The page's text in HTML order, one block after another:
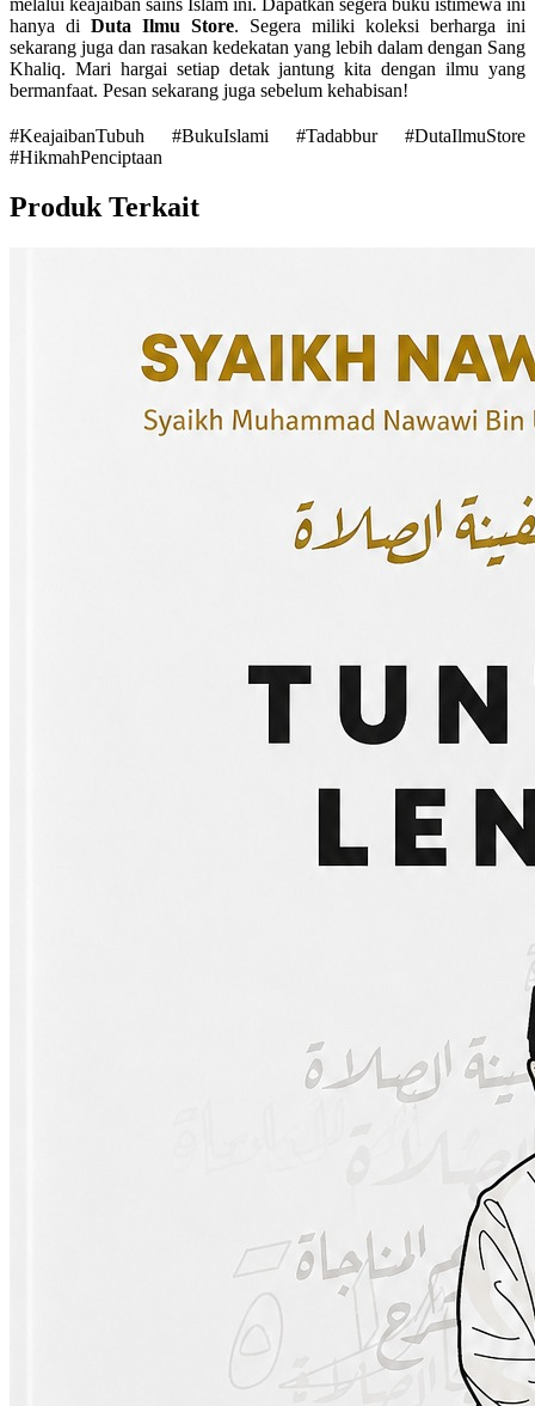
hanya di Duta Ilmu Store. Segera miliki koleksi berharga ini
sekarang juga dan rasakan kedekatan yang lebih dalam dengan Sang
Khaliq. Mari hargai setiap detak jantung kita dengan ilmu yang
bermanfaat. Pesan sekarang juga sebelum kehabisan!
#KeajaibanTubuh #BukuIslami #Tadabbur #DutaIlmuStore
#HikmahPenciptaan
Produk Terkait